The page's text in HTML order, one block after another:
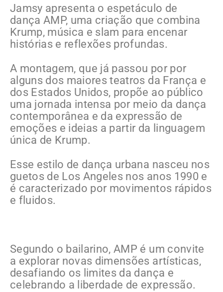
Jamsy apresenta o espetáculo de
dança AMP, uma criação que combina
Krump, música e slam para encenar
histórias e reflexões profundas.
A montagem, que já passou por por
alguns dos maiores teatros da França e
dos Estados Unidos, propõe ao público
uma jornada intensa por meio da dança
contemporânea e da expressão de
emoções e ideias a partir da linguagem
única de Krump.
Esse estilo de dança urbana nasceu nos
guetos de Los Angeles nos anos 1990 e
é caracterizado por movimentos rápidos
e fluidos.
Segundo o bailarino, AMP é um convite
a explorar novas dimensões artísticas,
desafiando os limites da dança e
celebrando a liberdade de expressão.